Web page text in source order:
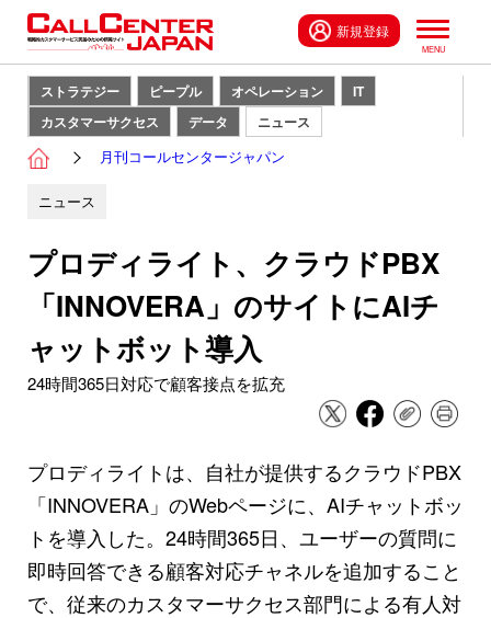
新規登録
ストラテジー ピープル オペレーション
IT
カスタマーサクセス
データ ニュース
月刊コールセンタージャパン
ニュース
プロディライト、クラウドPBX
「INNOVERA」のサイトにAIチ
ャットボット導入
24時間365日対応で顧客接点を拡充
プロディライトは、自社が提供するクラウドPBX
「INNOVERA」のWebページに、AIチャットボッ
トを導入した。24時間365日、ユーザーの質問に
即時回答できる顧客対応チャネルを追加すること
で、従来のカスタマーサクセス部門による有人対